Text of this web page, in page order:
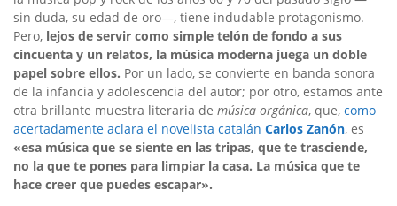
sin duda, su edad de oro—, tiene indudable protagonismo.
Pero, lejos de servir como simple telón de fondo a sus
cincuenta y un relatos, la música moderna juega un doble
papel sobre ellos. Por un lado, se convierte en banda sonora
de la infancia y adolescencia del autor; por otro, estamos ante
otra brillante muestra literaria de música orgánica, que, como
acertadamente aclara el novelista catalán Carlos Zanón, es
«esa música que se siente en las tripas, que te trasciende,
no la que te pones para limpiar la casa. La música que te
hace creer que puedes escapar».